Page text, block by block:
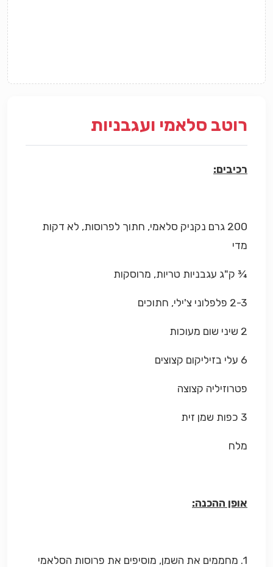
רוטב סלאמי ועגבניות
רכיבים:
200 גרם נקניק סלאמי, חתוך לפרוסות, לא דקות
מדי
¾ ק"ג עגבניות טריות, מרוסקות
2-3 פלפלוני צ'ילי, חתוכים
2 שיני שום מעוכות
6 עלי בזיליקום קצוצים
פטרוזיליה קצוצה
3 כפות שמן זית
מלח
אופן ההכנה:
1. מחממים את השמן, מוסיפים את פרוסות הסלאמי